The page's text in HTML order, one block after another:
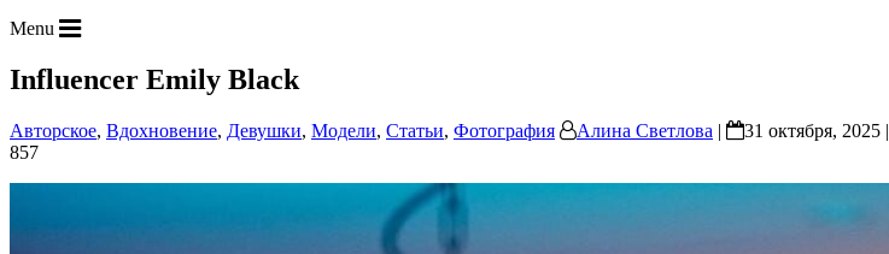
Menu
Influencer Emily Black
Авторское, Вдохновение, Девушки, Модели, Статьи, Фотография Алина Светлова | 31 октября, 2025 |
857